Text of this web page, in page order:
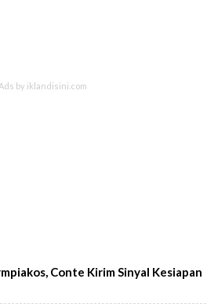
Conte Kirim Sinyal Kesiapan